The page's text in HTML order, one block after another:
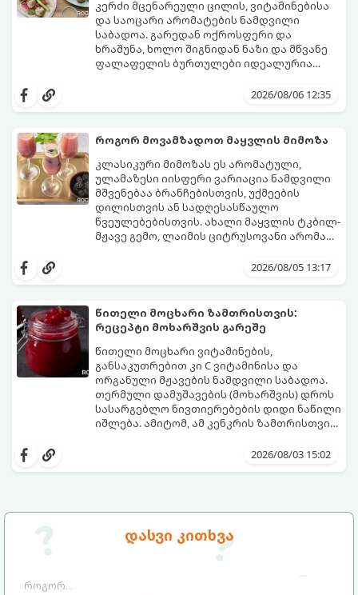
დასვი კითხვა
კერძი მცენარეული ცილის, ვიტამინებისა
და საოცარი არომატების ნამდვილი
საბადოა. გარედან ოქროსფერი და
ხრაშუნა, ხოლო შიგნიდან ნაზი და მწვანე
ფალაფელის ბურთულები იდეალურია
სალათებთან ერთად ან ტახინის (სესამის)
მდგომარეობს, რომ გამოიყენება
შეწვისას ფორმა იდეალურად შეინარჩუნოს
და არ დაიშალოს.
მომზადების დრო: 20 წუთი (დამატებით
მუხუდოს ჩალბობის დრო: 12-24 საათი)
შეწვის დრო: 10–15 წუთი ულუფა: 20–24 ცალი
ბურთულა (4–6 პორცია)
2026/08/06 12:35
როგორ მოვამზადოთ მაყვლის მიმოზა
კლასიკური მიმოზას ეს არომატული,
ულამაზესი იისფერი ვარიაცია ნამდვილი
მშვენებაა ბრანჩებისთვის, უქმეების
დილისთვის ან სადღესასწაულო
წვეულებებისთვის. ახალი მაყვლის ტკბილ-
მჟავე გემო, ლაიმის ციტრუსოვანი არომატი
საოცრად დახვეწილ და მაგრილებელ
და მის მომზადებას მინიმალური
პორცია
2026/08/05 13:17
წითელი მოცხარი ზამთრისთვის:
რეცეპტი მოხარშვის გარეშე
წითელი მოცხარი ვიტამინების,
განსაკუთრებით კი C ვიტამინისა და
ორგანული მჟავების ნამდვილი საბადოა.
თერმული დამუშავების (მოხარშვის) დროს
სასარგებლო ნივთიერებების დიდი ნაწილი
იშლება. ამიტომ, ამ კენკრის ზამთრისთვის
მომზადებაა - მოხარშვის გარეშე.
ბუნებრივ, კაშკაშა გემოს, არომატს და
2026/08/03 15:02